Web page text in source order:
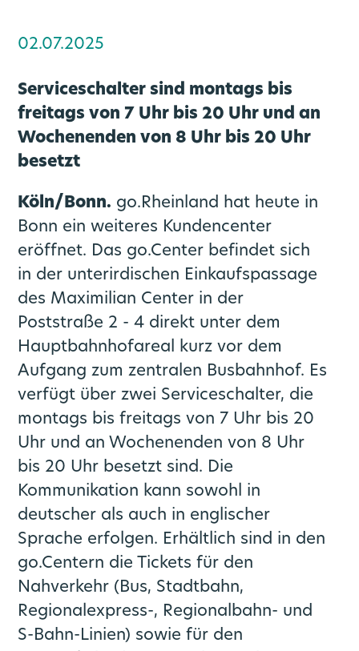
02.07.2025
Serviceschalter sind montags bis
freitags von 7 Uhr bis 20 Uhr und an
Wochenenden von 8 Uhr bis 20 Uhr
besetzt
Köln/Bonn. go.Rheinland hat heute in
Bonn ein weiteres Kundencenter
eröffnet. Das go.Center befindet sich
in der unterirdischen Einkaufspassage
des Maximilian Center in der
Poststraße 2 - 4 direkt unter dem
Hauptbahnhofareal kurz vor dem
Aufgang zum zentralen Busbahnhof. Es
verfügt über zwei Serviceschalter, die
montags bis freitags von 7 Uhr bis 20
Uhr und an Wochenenden von 8 Uhr
bis 20 Uhr besetzt sind. Die
Kommunikation kann sowohl in
deutscher als auch in englischer
Sprache erfolgen. Erhältlich sind in den
go.Centern die Tickets für den
Nahverkehr (Bus, Stadtbahn,
Regionalexpress-, Regionalbahn- und
S-Bahn-Linien) sowie für den
Die S-Bahn Rheinland kommt
Förderprogramme
Pressemeldungen Partner
Pressekontakte
go.Update – Newsletter